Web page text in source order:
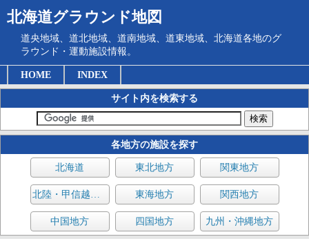
北海道グラウンド地図
道央地域、道北地域、道南地域、道東地域、北海道各地のグ
ラウンド・運動施設情報。
HOME INDEX
サイト内を検索する
各地方の施設を探す
北海道 東北地方 関東地方
北陸・甲信越地方 東海地方 関西地方
中国地方 四国地方 九州・沖縄地方